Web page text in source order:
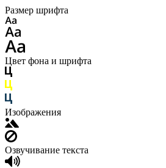
Размер шрифта
Цвет фона и шрифта
Изображения
Озвучивание текста